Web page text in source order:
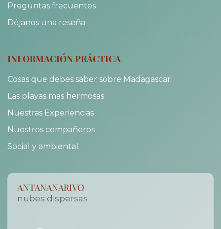
Preguntas frecuentes
Déjanos una reseña
INFORMACIÓN PRÁCTICA
Cosas que debes saber sobre Madagascar
Las playas mas hermosas
Nuestras Experiencias
Nuestros compañeros
Social y ambiental
ANTANANARIVO
nubes dispersas